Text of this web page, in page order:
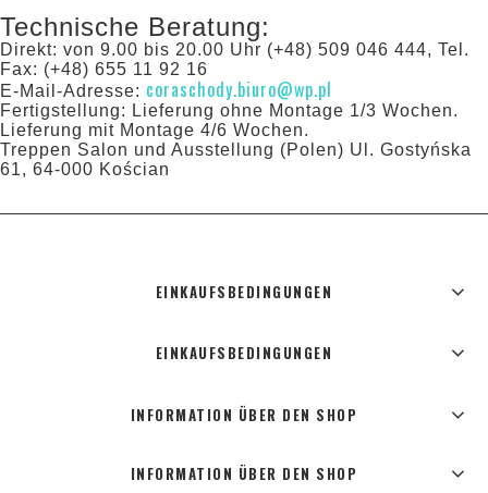
Technische Beratung:
Direkt: von 9.00 bis 20.00 Uhr (+48) 509 046 444, Tel.
Fax: (+48) 655 11 92 16
E-Mail-Adresse: coraschody.biuro@wp.pl
Fertigstellung: Lieferung ohne Montage 1/3 Wochen.
Lieferung mit Montage 4/6 Wochen.
Treppen Salon und Ausstellung (Polen) Ul. Gostyńska
61, 64-000 Kościan
EINKAUFSBEDINGUNGEN
EINKAUFSBEDINGUNGEN
INFORMATION ÜBER DEN SHOP
INFORMATION ÜBER DEN SHOP